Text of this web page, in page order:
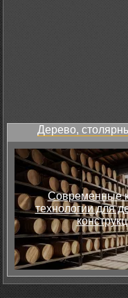
Дерево,
Современные
технологии для